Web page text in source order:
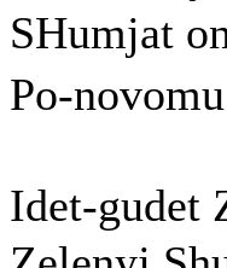
SHumjat
Po-
Idet-gudet